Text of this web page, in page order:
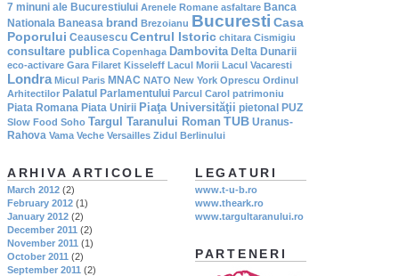
7 minuni ale Bucurestiului Arenele Romane asfaltare Banca
Nationala Baneasa brand Brezoianu Bucuresti Casa
Poporului Ceausescu Centrul Istoric chitara Cismigiu
consultare publica Copenhaga Dambovita Delta Dunarii
eco-activare Gara Filaret Kisseleff Lacul Morii Lacul Vacaresti
Londra Micul Paris MNAC NATO New York Oprescu Ordinul
Arhitectilor Palatul Parlamentului Parcul Carol patrimoniu
Piata Romana Piata Unirii Piaţa Universităţii pietonal PUZ
Slow Food Soho Targul Taranului Roman TUB Uranus-
Rahova Vama Veche Versailles Zidul Berlinului
LEGATURI
www.t-u-b.ro
www.theark.ro
www.targultaranului.ro
PARTENERI
ARHIVA ARTICOLE
March 2012 (2)
February 2012 (1)
January 2012 (2)
December 2011 (2)
November 2011 (1)
October 2011 (2)
September 2011 (2)